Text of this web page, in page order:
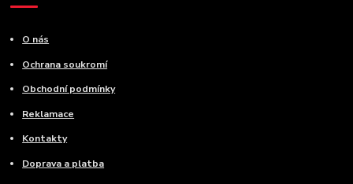
O nás
Ochrana soukromí
Obchodní podmínky
Reklamace
Kontakty
Doprava a platba